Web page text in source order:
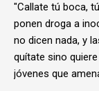
"Callate tú boca,
ponen droga a
no dicen nada, y
quítate sino
jóvenes que